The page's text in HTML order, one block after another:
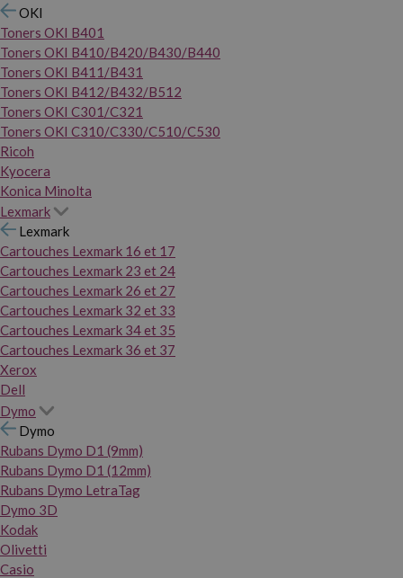
OKI
Toners OKI B401
Toners OKI B410/B420/B430/B440
Toners OKI B411/B431
Toners OKI B412/B432/B512
Toners OKI C301/C321
Toners OKI C310/C330/C510/C530
Ricoh
Kyocera
Konica Minolta
Lexmark
Lexmark
Cartouches Lexmark 16 et 17
Cartouches Lexmark 23 et 24
Cartouches Lexmark 26 et 27
Cartouches Lexmark 32 et 33
Cartouches Lexmark 34 et 35
Cartouches Lexmark 36 et 37
Xerox
Dell
Dymo
Dymo
Rubans Dymo D1 (9mm)
Rubans Dymo D1 (12mm)
Rubans Dymo LetraTag
Dymo 3D
Kodak
Olivetti
Casio